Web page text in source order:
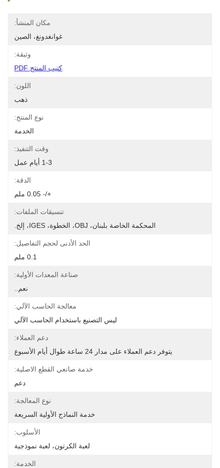
مكان المنشأ:
غوانغدونغ، الصين
وثيقة:
كتيب المنتج PDF
اللون:
ذهب
نوع المنتج:
الخدمة
وقت التنفيذ:
1-3 أيام عمل
الدقة:
+/- 0.05 ملم
تنسيقات الملفات:
المحكمة الخاصة بلبنان، OBJ، الخطوة، IGES، إلخ.
الحد الأدنى لحجم التفاصيل:
0.1 ملم
صناعة المعدات الأولية:
نعم..
معالجة الحاسب الآلي:
ليس التصنيع باستخدام الحاسب الآلي
دعم العملاء:
يتوفر دعم العملاء على مدار 24 ساعة طوال أيام الأسبوع
خدمة صانعي القطع الاصلية:
دعم
نوع المعالجة:
خدمة النماذج الأولية السريعة
الأسلوب:
لعبة الكرتون، لعبة نموذجية
الخدمة: